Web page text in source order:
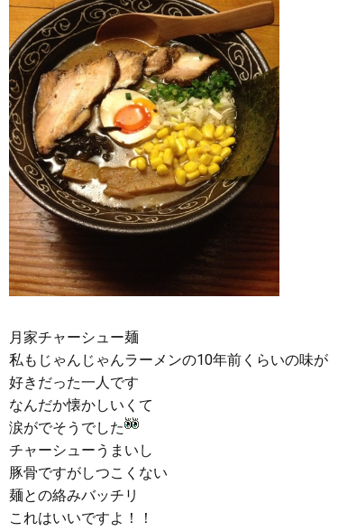
月家チャーシュー麺
私もじゃんじゃんラーメンの10年前くらいの味が
好きだった一人です
なんだか懐かしいくて
涙がでそうでした
チャーシューうまいし
豚骨ですがしつこくない
麺との絡みバッチリ
これはいいですよ！！